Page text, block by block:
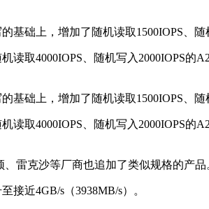
础上，增加了随机读取1500IOPS、随
取4000IOPS、随机写入2000IOPS的
础上，增加了随机读取1500IOPS、随
取4000IOPS、随机写入2000IOPS的
雷克沙等厂商也追加了类似规格的产品
接近4GB/s（3938MB/s）。